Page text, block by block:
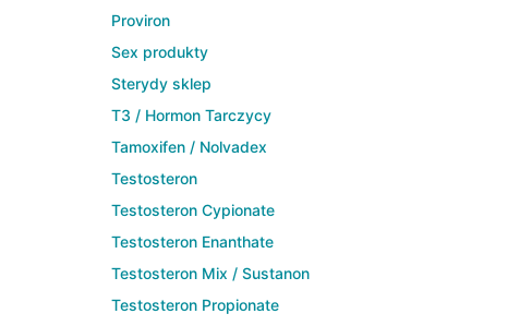
Proviron
Sex produkty
Sterydy sklep
T3 / Hormon Tarczycy
Tamoxifen / Nolvadex
Testosteron
Testosteron Cypionate
Testosteron Enanthate
Testosteron Mix / Sustanon
Testosteron Propionate